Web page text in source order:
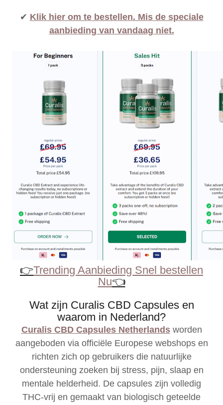
✔ Klik hier om te bestellen. Mis de speciale
aanbieding van vandaag niet.
👉Trending Aanbieding Snel bestellen
Nu👈
Wat zijn Curalis CBD Capsules en
waarom in Nederland?
Curalis CBD Capsules Netherlandsworden
aangeboden via officiële Europese webshops en
richten zich op gebruikers die natuurlijke
ondersteuning zoeken bij stress, pijn, slaap en
mentale helderheid. De capsules zijn volledig
THC‑vrij en gemaakt van biologisch geteelde